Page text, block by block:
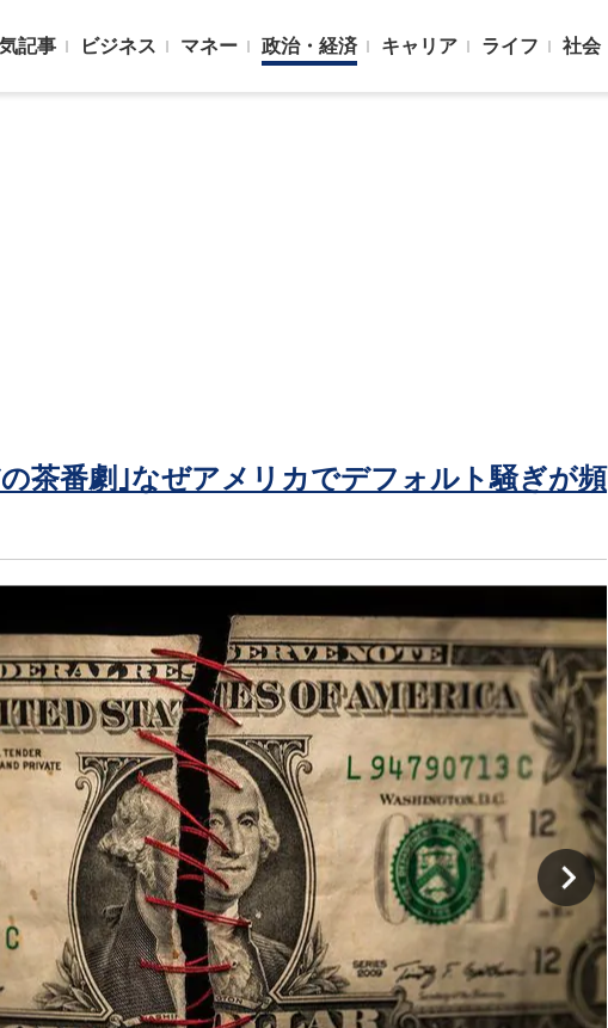
記事 ビジネス マネー 政治・経済 キャリア ライフ 社会
茶番劇｣なぜアメリカでデフォルト騒ぎが頻